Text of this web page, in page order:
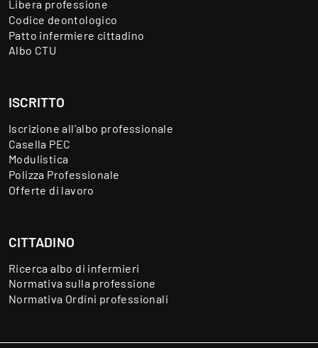
Libera professione
Codice deontologico
Patto infermiere cittadino
Albo CTU
ISCRITTO
Iscrizione all’albo professionale
Casella PEC
Modulistica
Polizza Professionale
Offerte di lavoro
CITTADINO
Ricerca albo di infermieri
Normativa sulla professione
Normativa Ordini professionali